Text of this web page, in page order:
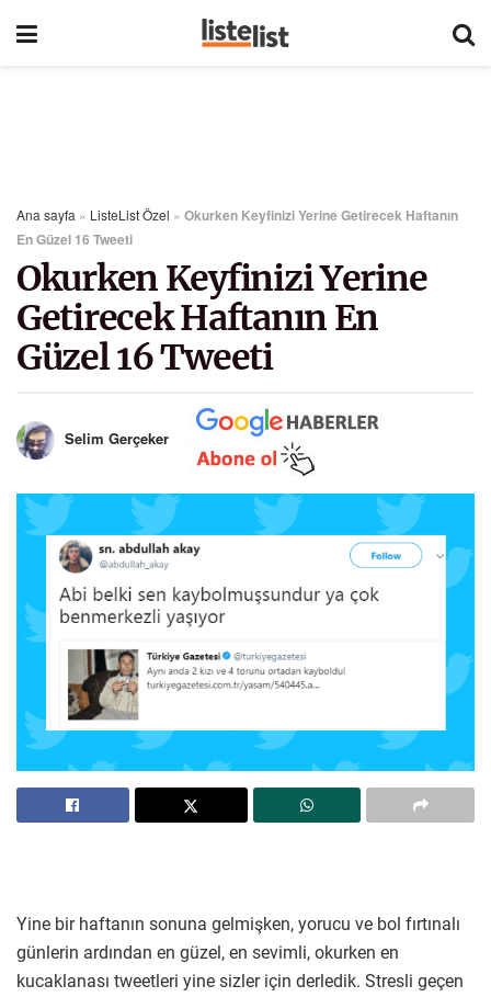
Ana sayfa » ListeList Özel » Okurken Keyfinizi Yerine Getirecek Haftanın
En Güzel 16 Tweeti
Okurken Keyfinizi Yerine
Getirecek Haftanın En
Güzel 16 Tweeti
Selim Gerçeker
Yine bir haftanın sonuna gelmişken, yorucu ve bol fırtınalı
günlerin ardından en güzel, en sevimli, okurken en
kucaklanası tweetleri yine sizler için derledik. Stresli geçen